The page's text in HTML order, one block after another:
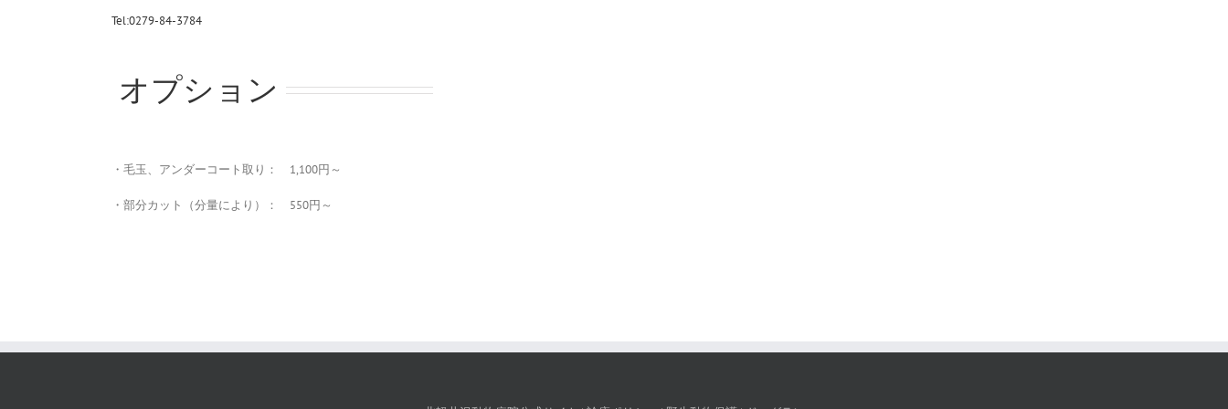
Tel:0279-84-3784
オプション
・毛玉、アンダーコート取り： 1,100円～
・部分カット（分量により）： 550円～